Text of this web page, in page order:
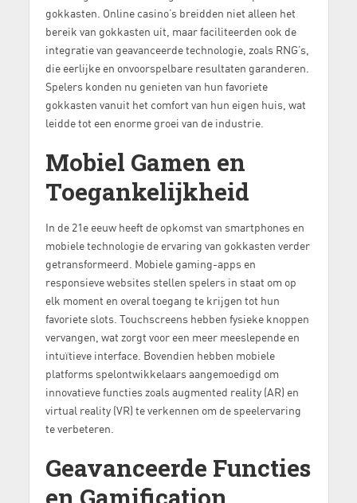
gokkasten. Online casino’s breidden niet alleen het
bereik van gokkasten uit, maar faciliteerden ook de
integratie van geavanceerde technologie, zoals RNG’s,
die eerlijke en onvoorspelbare resultaten garanderen.
Spelers konden nu genieten van hun favoriete
gokkasten vanuit het comfort van hun eigen huis, wat
leidde tot een enorme groei van de industrie.
Mobiel Gamen en
Toegankelijkheid
In de 21e eeuw heeft de opkomst van smartphones en
mobiele technologie de ervaring van gokkasten verder
getransformeerd. Mobiele gaming-apps en
responsieve websites stellen spelers in staat om op
elk moment en overal toegang te krijgen tot hun
favoriete slots. Touchscreens hebben fysieke knoppen
vervangen, wat zorgt voor een meer meeslepende en
intuïtieve interface. Bovendien hebben mobiele
platforms spelontwikkelaars aangemoedigd om
innovatieve functies zoals augmented reality (AR) en
virtual reality (VR) te verkennen om de speelervaring
te verbeteren.
Geavanceerde Functies
en Gamification